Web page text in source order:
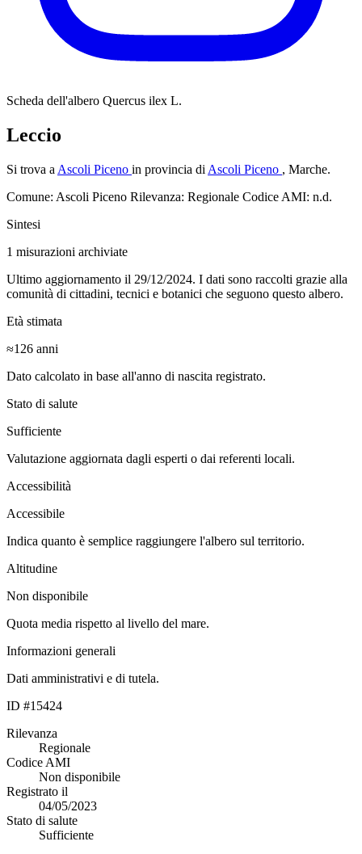
Scheda dell'albero Quercus ilex L.
Leccio
Si trova a Ascoli Piceno in provincia di Ascoli Piceno , Marche.
Comune: Ascoli Piceno Rilevanza: Regionale Codice AMI: n.d.
Sintesi
1 misurazioni archiviate
Ultimo aggiornamento il 29/12/2024. I dati sono raccolti grazie alla
comunità di cittadini, tecnici e botanici che seguono questo albero.
Età stimata
≈126 anni
Dato calcolato in base all'anno di nascita registrato.
Stato di salute
Sufficiente
Valutazione aggiornata dagli esperti o dai referenti locali.
Accessibilità
Accessibile
Indica quanto è semplice raggiungere l'albero sul territorio.
Altitudine
Non disponibile
Quota media rispetto al livello del mare.
Informazioni generali
Dati amministrativi e di tutela.
ID #15424
Rilevanza
Regionale
Codice AMI
Non disponibile
Registrato il
04/05/2023
Stato di salute
Sufficiente